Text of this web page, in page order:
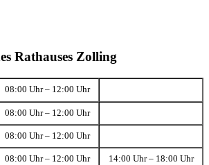
Rathauses Zolling
08:00 Uhr – 12:00 Uhr
08:00 Uhr – 12:00 Uhr
08:00 Uhr – 12:00 Uhr
08:00 Uhr – 12:00 Uhr 14:00 Uhr – 18:00 Uhr